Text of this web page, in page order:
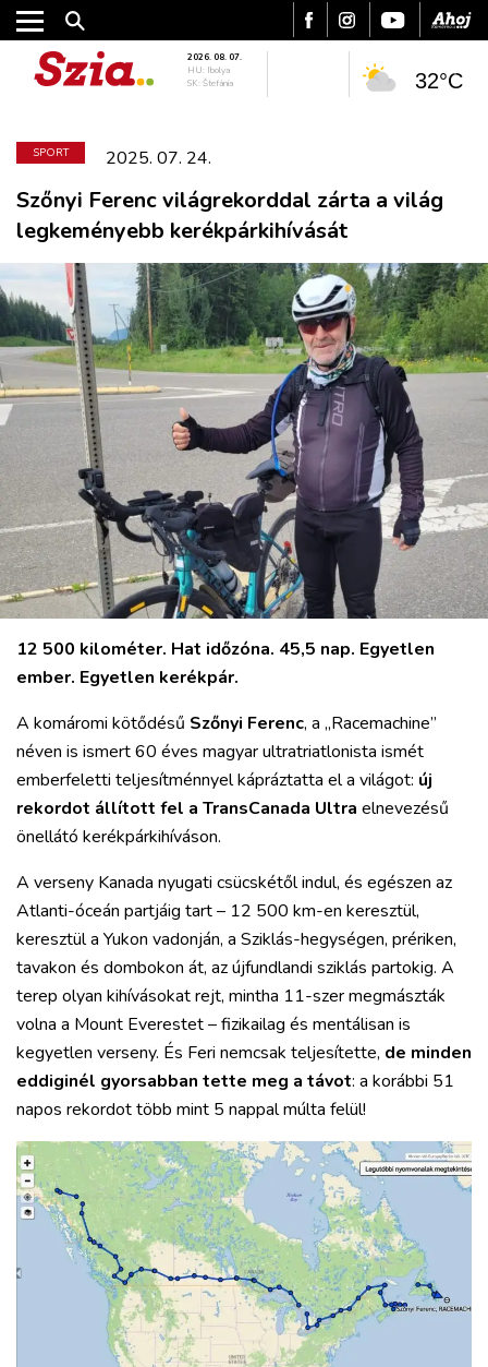
SPORT
KULTÚRA
PODCAST
MIX
2026. 08. 07.
HU: Ibolya
SK: Štefánia
32°C
SPORT 2025. 07. 24.
Szőnyi Ferenc világrekorddal zárta a világ
legkeményebb kerékpárkihívását
12 500 kilométer. Hat időzóna. 45,5 nap. Egyetlen
ember. Egyetlen kerékpár.
A komáromi kötődésű Szőnyi Ferenc, a „Racemachine”
néven is ismert 60 éves magyar ultratriatlonista ismét
emberfeletti teljesítménnyel kápráztatta el a világot: új
rekordot állított fel a TransCanada Ultra elnevezésű
önellátó kerékpárkihíváson.
A verseny Kanada nyugati csücskétől indul, és egészen az
Atlanti-óceán partjáig tart – 12 500 km-en keresztül,
keresztül a Yukon vadonján, a Sziklás-hegységen, prériken,
tavakon és dombokon át, az újfundlandi sziklás partokig. A
terep olyan kihívásokat rejt, mintha 11-szer megmászták
volna a Mount Everestet – fizikailag és mentálisan is
kegyetlen verseny. És Feri nemcsak teljesítette, de minden
eddiginél gyorsabban tette meg a távot: a korábbi 51
napos rekordot több mint 5 nappal múlta felül!